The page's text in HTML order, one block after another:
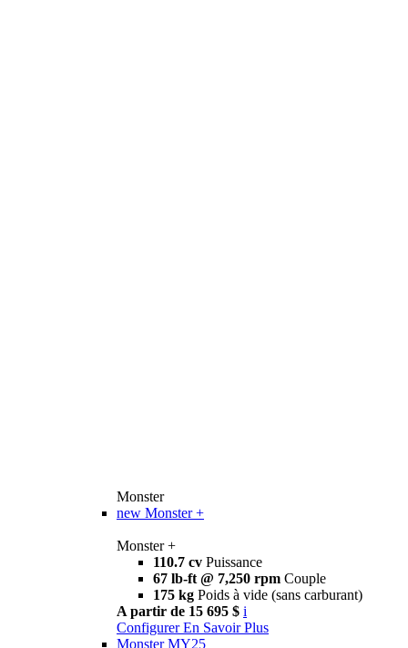
Monster
new Monster +
Monster +
110.7 cv Puissance
67 lb-ft @ 7,250 rpm Couple
175 kg Poids à vide (sans carburant)
A partir de 15 695 $ i
Configurer En Savoir Plus
Monster MY25